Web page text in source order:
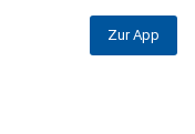
Zur App